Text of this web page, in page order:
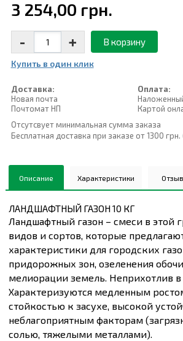
3 254,00 грн.
- + В корзину
Купить в один клик
Доставка:
Новая почта
Почтомат НП
Оплата:
Картой
Отсутсвует минимальная сумма заказа
Бесплатная доставка при заказе от 1300 грн.
Описание Характеристики
ЛАНДШАФТНЫЙ ГАЗОН 10 КГ
Ландшафтный газон – смеси в этой
видов и сортов, которые
характеристики для городских
придорожных зон, озеленения
мелиорации земель. Неприхотлив в
Характеризуются медленным
стойкостью к засухе, высокой
неблагоприятным факторам
солью, тяжелыми металлами).